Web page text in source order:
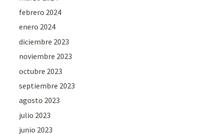
febrero 2024
enero 2024
diciembre 2023
noviembre 2023
octubre 2023
septiembre 2023
agosto 2023
julio 2023
junio 2023